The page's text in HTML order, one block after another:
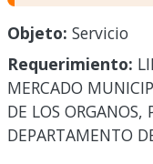
Objeto: Servicio
Requerimiento:
MERCADO
DE LOS ORGANOS,
DEPARTAMENTO